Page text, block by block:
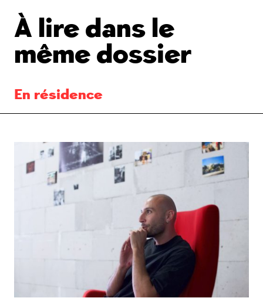
À lire dans le
même dossier
En résidence